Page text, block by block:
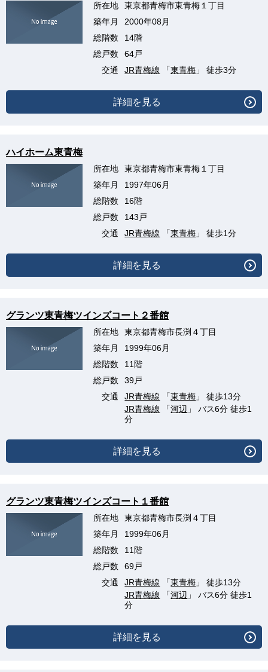
所在地
東京都青梅市東青梅１丁目
築年月
2000年08月
総階数
14階
総戸数
64戸
交通
JR青梅線 「東青梅 」 徒歩3分
詳細を見る
ハイホーム東青梅
所在地
東京都青梅市東青梅１丁目
築年月
1997年06月
総階数
16階
総戸数
143戸
交通
JR青梅線 「東青梅 」 徒歩1分
詳細を見る
グランツ東青梅ツインズコート２番館
所在地
東京都青梅市長渕４丁目
築年月
1999年06月
総階数
11階
総戸数
39戸
交通
JR青梅線 「東青梅 」 徒歩13分
JR青梅線 「河辺 」 バス6分 徒歩1
分
詳細を見る
グランツ東青梅ツインズコート１番館
所在地
東京都青梅市長渕４丁目
築年月
1999年06月
総階数
11階
総戸数
69戸
交通
JR青梅線 「東青梅 」 徒歩13分
JR青梅線 「河辺 」 バス6分 徒歩1
分
詳細を見る